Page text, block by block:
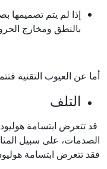
إذا لم يتم
بالنطق ومخارج
أما عن العيوب التقنية
التلف
قد تتعرض ابتسامة
الصدمات، على سبيل
فقد تتعرض ابتسامة